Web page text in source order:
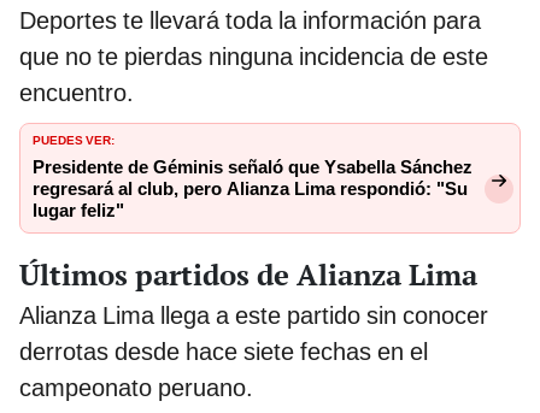
Deportes te llevará toda la información para
que no te pierdas ninguna incidencia de este
encuentro.
PUEDES VER:
Presidente de Géminis señaló que Ysabella Sánchez
regresará al club, pero Alianza Lima respondió: "Su
lugar feliz"
Últimos partidos de Alianza Lima
Alianza Lima llega a este partido sin conocer
derrotas desde hace siete fechas en el
campeonato peruano.